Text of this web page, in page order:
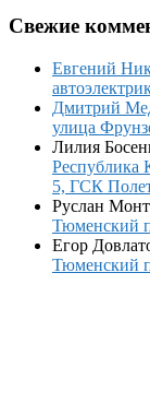
Свежие
Евгений
Дмитрий
улица
Лилия
Республика
5, ГСК
Руслан
Тюменский
Егор
Тюменский